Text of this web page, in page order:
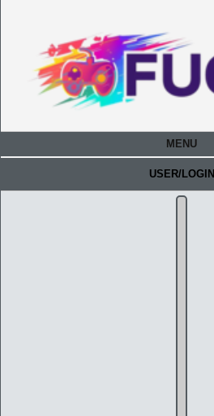
MENU
USER/LOGIN